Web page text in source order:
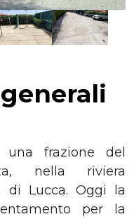
frazione del
nella riviera
di Lucca. Oggi la
per la